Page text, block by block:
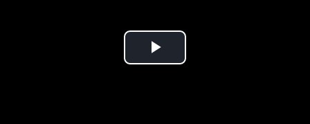
Play Video